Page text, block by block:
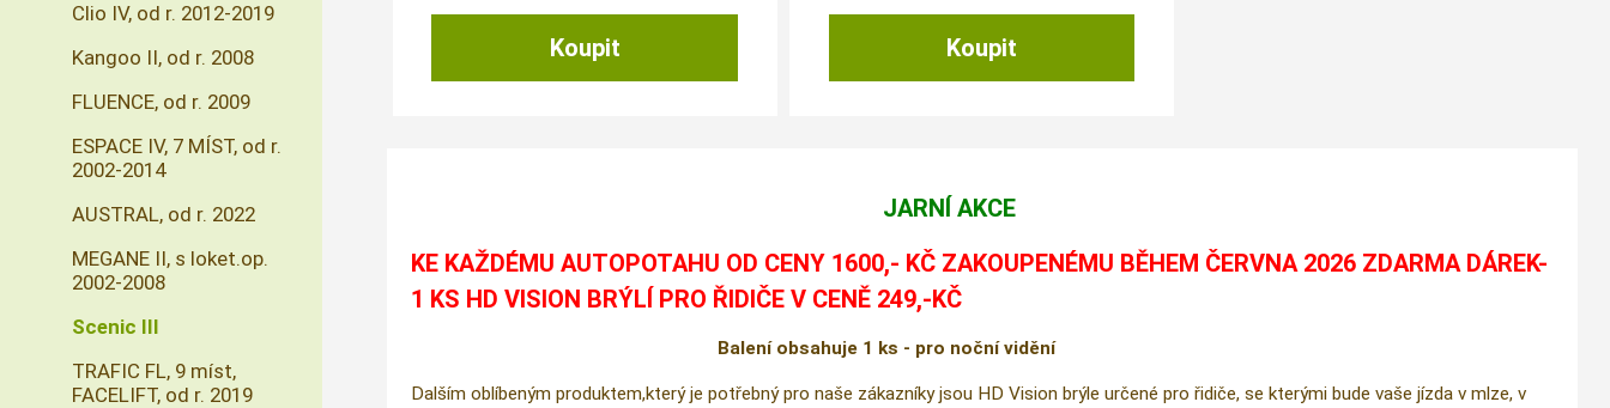
JARNÍ AKCE
KE KAŽDÉMU AUTOPOTAHU OD CENY 1600,- KČ ZAKOUPENÉMU BĚHEM ČERVNA 2026 ZDARMA DÁREK-
1 KS HD VISION BRÝLÍ PRO ŘIDIČE V CENĚ 249,-KČ
Balení obsahuje 1 ks - pro noční vidění
Dalším oblíbeným produktem,který je potřebný pro naše zákazníky jsou HD Vision brýle určené pro řidiče, se kterými bude vaše jízda v mlze, v
Clio IV, od r. 2012-2019
Kangoo II, od r. 2008
FLUENCE, od r. 2009
ESPACE IV, 7 MÍST, od r.
2002-2014
AUSTRAL, od r. 2022
MEGANE II, s loket.op.
2002-2008
Scenic III
TRAFIC FL, 9 míst,
FACELIFT, od r. 2019